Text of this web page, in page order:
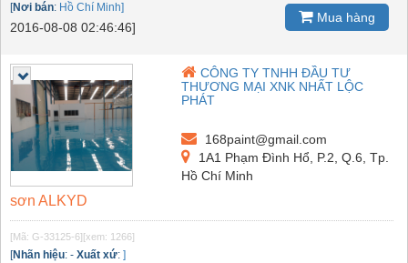
[Nơi bán: Hồ Chí Minh]
2016-08-08 02:46:46]
Mua hàng
CÔNG TY TNHH ĐẦU TƯ
THƯƠNG MẠI XNK NHẤT LỘC
PHÁT
168paint@gmail.com
1A1 Phạm Đình Hổ, P.2, Q.6, Tp.
Hồ Chí Minh
sơn ALKYD
[Mã: G-33125-6] [xem: 1266]
[Nhãn hiệu: - Xuất xứ: ]